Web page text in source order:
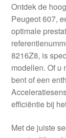
Contact
Kassa
Klachten
Ontdek de
Peugeot 607,
optimale
8216Z8, is
modellen. Of u
bent of een
efficiëntie bij
Met de juiste